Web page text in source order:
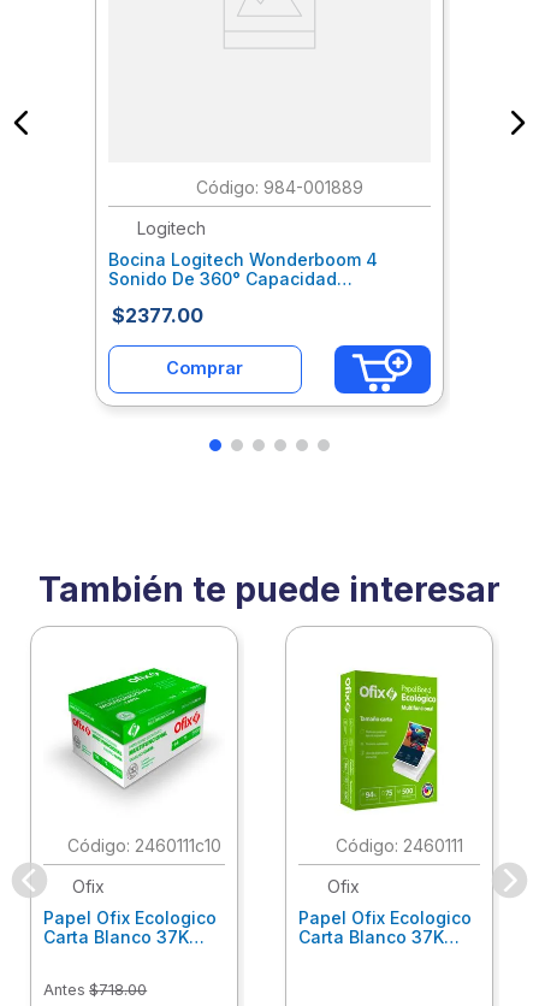
: 984-001889
Logitech
Bocina Logitech Wonderboom 4
Sonido De 360° Capacidad
Locbocab092
$2377.00
Comprar
También te puede interesar
: 2460111c10
Ofix
Papel Ofix Ecologico
Carta Blanco 37K
Antes $718.00
: 2460111
Ofix
Papel Ofix Ecologico
Carta Blanco 37K